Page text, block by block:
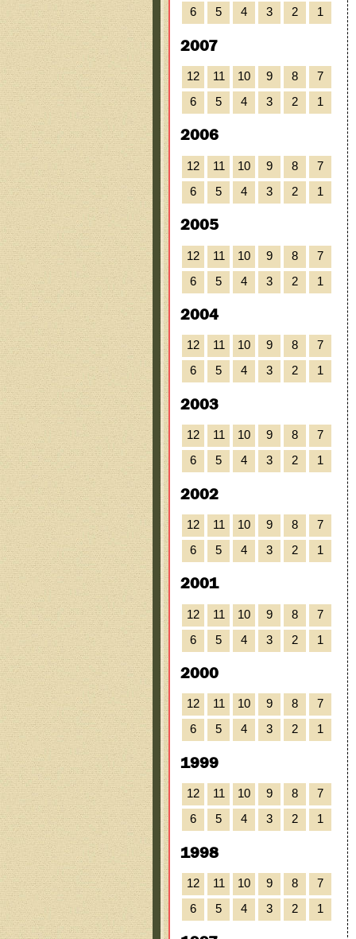
6
5 4 3 2 1
2007
12 11 10 9 8
7
6
5 4 3 2 1
2006
12 11 10 9 8
7
6
5 4 3 2 1
2005
12 11 10 9 8
7
6
5 4 3 2 1
2004
12 11 10 9 8
7
6
5 4 3 2 1
2003
12 11 10 9 8
7
6
5 4 3 2 1
2002
12 11 10 9 8
7
6
5 4 3 2 1
2001
12 11 10 9 8
7
6
5 4 3 2 1
2000
12 11 10 9 8
7
6
5 4 3 2 1
1999
12 11 10 9 8
7
6
5 4 3 2 1
1998
12 11 10 9 8
7
6
5 4 3 2 1